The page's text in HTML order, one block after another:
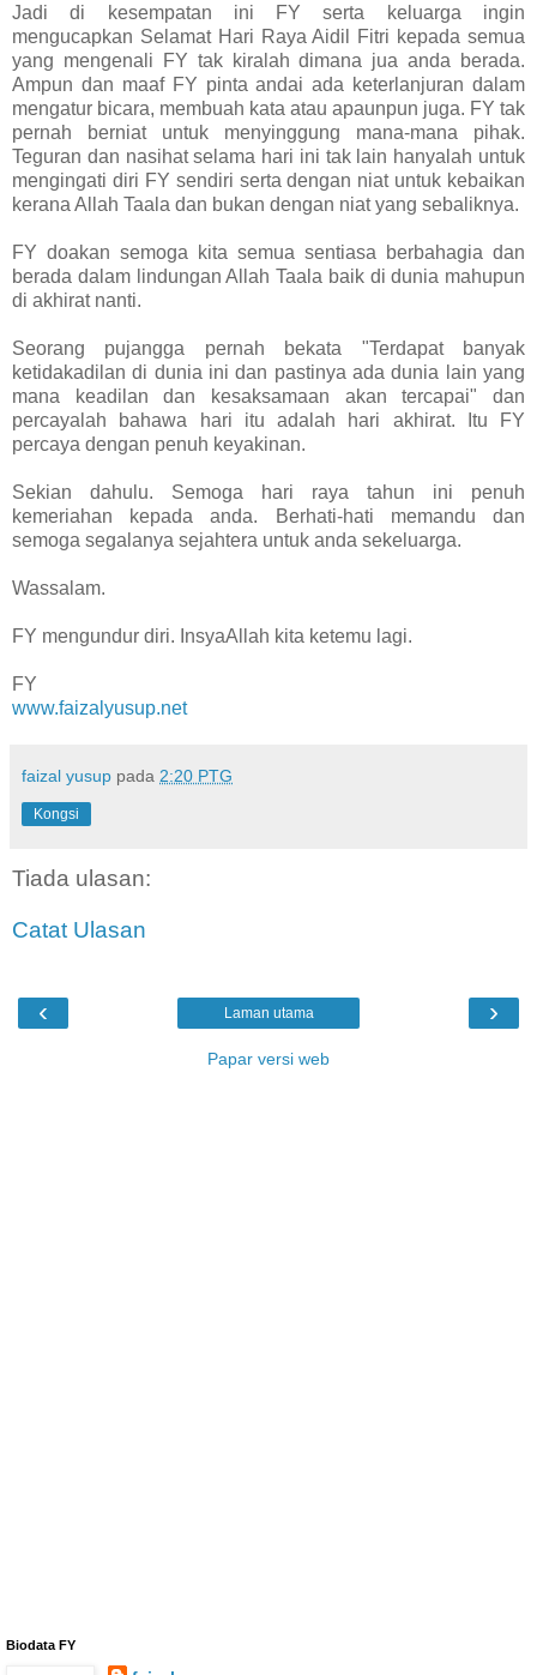
Jadi di kesempatan ini FY serta keluarga ingin
mengucapkan Selamat Hari Raya Aidil Fitri kepada semua
yang mengenali FY tak kiralah dimana jua anda berada.
Ampun dan maaf FY pinta andai ada keterlanjuran dalam
mengatur bicara, membuah kata atau apaunpun juga. FY tak
pernah berniat untuk menyinggung mana-mana pihak.
Teguran dan nasihat selama hari ini tak lain hanyalah untuk
mengingati diri FY sendiri serta dengan niat untuk kebaikan
kerana Allah Taala dan bukan dengan niat yang sebaliknya.
FY doakan semoga kita semua sentiasa berbahagia dan
berada dalam lindungan Allah Taala baik di dunia mahupun
di akhirat nanti.
Seorang pujangga pernah bekata "Terdapat banyak
ketidakadilan di dunia ini dan pastinya ada dunia lain yang
mana keadilan dan kesaksamaan akan tercapai" dan
percayalah bahawa hari itu adalah hari akhirat. Itu FY
percaya dengan penuh keyakinan.
Sekian dahulu. Semoga hari raya tahun ini penuh
kemeriahan kepada anda. Berhati-hati memandu dan
semoga segalanya sejahtera untuk anda sekeluarga.
Wassalam.
FY mengundur diri. InsyaAllah kita ketemu lagi.
FY
www.faizalyusup.net
faizal yusup pada 2:20 PTG
Kongsi
Tiada ulasan:
Catat Ulasan
‹ ›
Laman utama
Papar versi web
Biodata FY